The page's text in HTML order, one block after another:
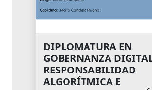
DIPLOMATURA EN
GOBERNANZA
RESPONSABILIDAD
ALGORÍTMICA E